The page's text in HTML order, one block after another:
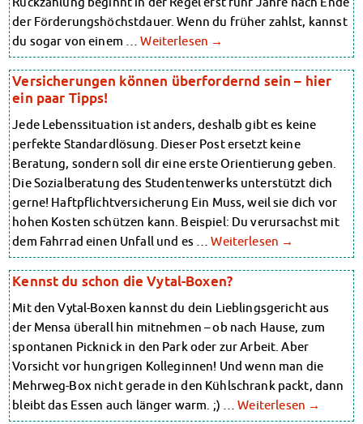
Wohnen-FAQ
Dokumente
AnsprechpartnerInnen
Soziales & Beratung
Sozialberatung
Rückerstattung Semesterbeitrag
PsychoSoziale Beratung
Kursangebote
Anmeldung Sonderveranstaltungen
Rechtsberatung
Chatberatung
Dokumente
Kultur & Internationales
Beratung für Internationals
Wohnen für Internationals
IKUS und InterKultiTreff
Kulturförderung
Wohnen-FAQ
Dokumente
AnsprechpartnerInnen
Soziales & Beratung
Sozialberatung
Finanzierungsberatung
Rückerstattung Semesterbeitrag
PsychoSoziale Beratung
Kursangebote
Anmeldung Sonderveranstaltungen
Rechtsberatung
Chatberatung
FAQs Soziales & Beratung
Dokumente
AnsprechpartnerInnen
Kultur & Internationales
Beratung für Internationals
Wohnen für Internationals
IKUS und InterKultiTreff
Kulturförderung
KreativWorkshops
Magdeburger Studierendentage
AnsprechpartnerInnen
der Förderungshöchstdauer. Wenn du früher zahlst, kannst
du sogar von einem …Weiterlesen →
Versicherungen können überfordernd sein – hier
ein paar Tipps!
Jede Lebenssituation ist anders, deshalb gibt es keine
perfekte Standardlösung. Dieser Post ersetzt keine
Beratung, sondern soll dir eine erste Orientierung geben.
Die Sozialberatung des Studentenwerks unterstützt dich
gerne! Haftpflichtversicherung Ein Muss, weil sie dich vor
hohen Kosten schützen kann. Beispiel: Du verursachst mit
dem Fahrrad einen Unfall und es …Weiterlesen →
Kennst du schon die Vytal-Boxen?
Mit den Vytal-Boxen kannst du dein Lieblingsgericht aus
der Mensa überall hin mitnehmen – ob nach Hause, zum
spontanen Picknick in den Park oder zur Arbeit. Aber
Vorsicht vor hungrigen Kolleginnen! Und wenn man die
Mehrweg-Box nicht gerade in den Kühlschrank packt, dann
bleibt das Essen auch länger warm. ;) …Weiterlesen →